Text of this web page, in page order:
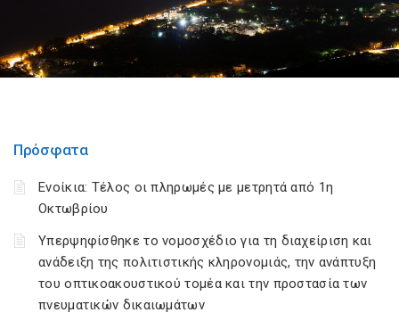
Πρόσφατα
Ενοίκια: Τέλος οι πληρωμές με μετρητά από 1η
Οκτωβρίου
Υπερψηφίσθηκε το νομοσχέδιο για τη διαχείριση και
ανάδειξη της πολιτιστικής κληρονομιάς, την ανάπτυξη
του οπτικοακουστικού τομέα και την προστασία των
πνευματικών δικαιωμάτων